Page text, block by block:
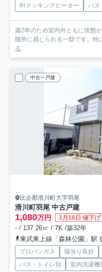
IHクッキングヒーター
バス
築2年のため室内外ともに状態
随所に感じられる一邸です。特
る
中古一戸建
比企郡滑川町大字羽尾
滑川町羽尾 中古戸建
1,080万円 3月16日 値下げ
- / 137.26㎡ / 7K /築32年
東武東上線「森林公園」駅
プロパンガス 陽当り良好
バス・トイレ別
室内洗濯機